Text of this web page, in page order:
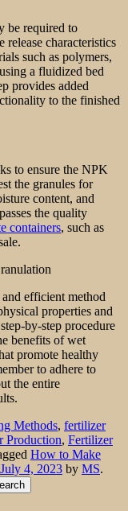
be required to
release characteristics
such as polymers,
a fluidized bed
provides added
to the finished
to ensure the NPK
the granules for
content, and
the quality
containers, such as
efficient method
properties and
by-step procedure
benefits of wet
promote healthy
to adhere to
the entire
Methods, fertilizer
Production, Fertilizer
How to Make
July 4, 2023 by MS.